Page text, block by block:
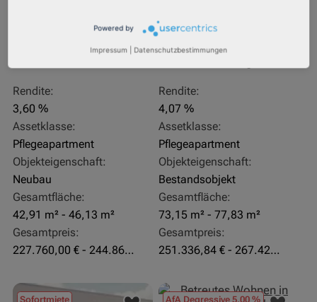
Rendite:
3,60 %
Assetklasse:
Pflegeapartment
Objekteigenschaft:
Neubau
Gesamtfläche:
42,91 m² - 46,13 m²
Gesamtpreis:
227.760,00 € - 244.860,00 €
Rendite:
4,07 %
Assetklasse:
Pflegeapartment
Objekteigenschaft:
Bestandsobjekt
Gesamtfläche:
73,15 m² - 77,83 m²
Gesamtpreis:
251.336,84 € - 267.420,00 €
Sofortmiete AfA Degressive 5,00 %
Powered by
Impressum Datenschutzbestimmungen